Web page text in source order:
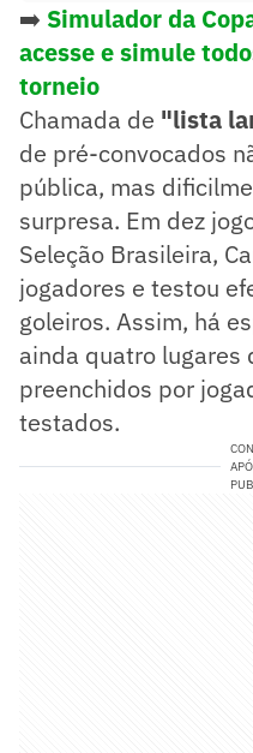
➡️ Simulador da
acesse e simule
torneio
Chamada de "lista
de pré-convocados
pública, mas
surpresa. Em dez
Seleção Brasileira,
jogadores e testou
goleiros. Assim, há
ainda quatro lugares
preenchidos por
testados.